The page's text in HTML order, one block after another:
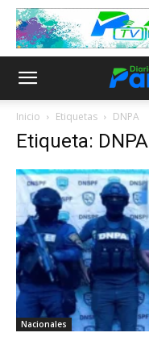
Inicio Etiquetas DNPA
Etiqueta: DNPA
Nacionales